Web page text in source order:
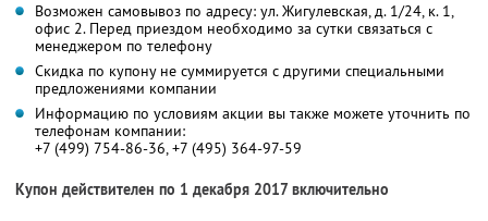
Возможен самовывоз по адресу: ул. Жигулевская, д. 1/24, к. 1,
офис 2. Перед приездом необходимо за сутки связаться с
менеджером по телефону
Скидка по купону не суммируется с другими специальными
предложениями компании
Информацию по условиям акции вы также можете уточнить по
телефонам компании:
+7 (499) 754-86-36, +7 (495) 364-97-59
Купон действителен по 1 декабря 2017 включительно